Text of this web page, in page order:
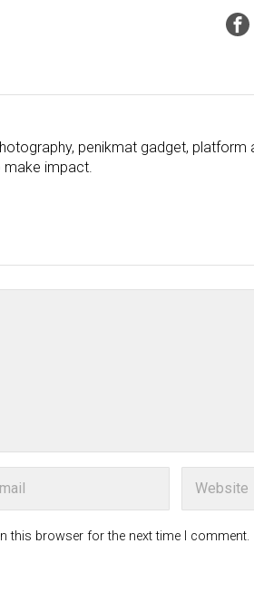
penikmat gadget, platform
make impact.
this browser for the next time I comment.